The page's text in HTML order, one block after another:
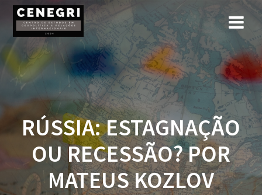
Skip
content
RÚSSIA: ESTAGNAÇÃO
OU RECESSÃO? POR
MATEUS KOZLOV